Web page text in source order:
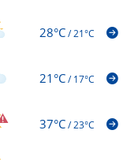
28°C/21°C
21°C/17°C
37°C/23°C